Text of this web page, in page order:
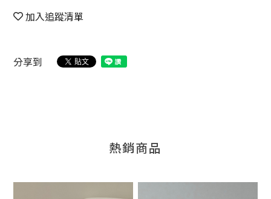
加入追蹤清單
分享到
熱銷商品